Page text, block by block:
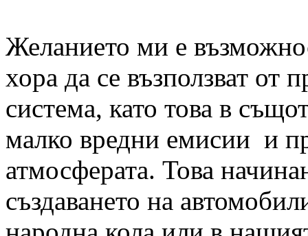
Желанието ми е
хора да се възползват от
система, като това в
малко вредни емисии и
атмосферата. Това
създаването на